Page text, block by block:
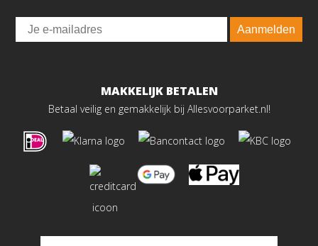
Email
Aanmelden
MAKKELIJK BETALEN
Betaal veilig en gemakkelijk bij Allesvoorparket.nl!